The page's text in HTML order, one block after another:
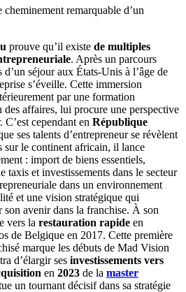
remarquable d’un
prouve qu’il existe de multiples
. Après un parcours
d’un séjour aux États-Unis à l’âge de
s’éveille. Cette immersion
par une formation
des affaires, lui procure une perspective
cependant en République
ses talents d’entrepreneur se révèlent
sur le continent africain, il lance
: import de biens essentiels,
taxis et investissements dans le secteur
dans un environnement
et une vision stratégique qui
son avenir dans la franchise. À son
vers la restauration rapide en
de Belgique en 2017. Cette première
marque les débuts de Mad Vision
d’élargir ses investissements vers
en 2023 de la master
un tournant décisif dans sa stratégie